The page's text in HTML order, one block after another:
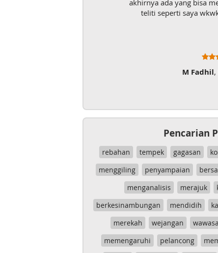
akhirnya ada yang bisa
teliti seperti saya
M Fadhil
Pencarian
rebahan tempek gagasan
menggiling
penyampaian
menganalisis
merajuk
berkesinambungan
mendidih
merekah
wejangan
memengaruhi
pelancong